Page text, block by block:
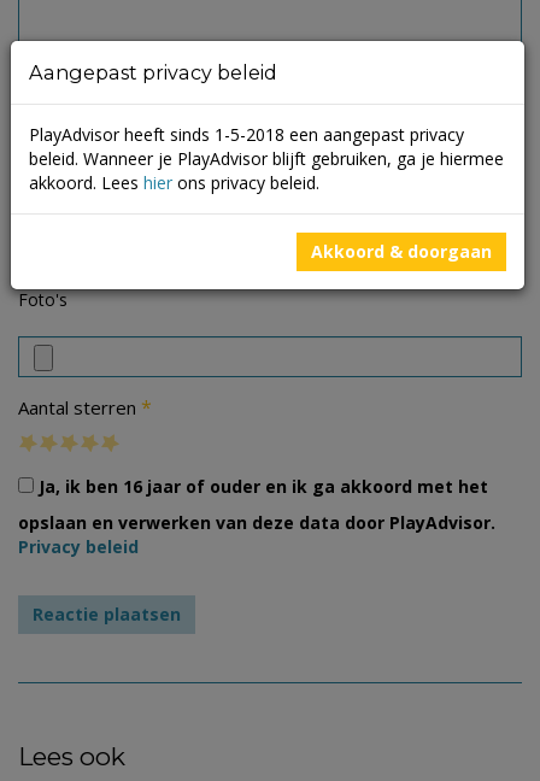
Foto's
Aantal sterren *
Ja, ik ben 16 jaar of ouder en ik ga akkoord met het
opslaan en verwerken van deze data door PlayAdvisor.
Privacy beleid
Lees ook
Aangepast privacy beleid
PlayAdvisor heeft sinds 1-5-2018 een aangepast privacy
beleid. Wanneer je PlayAdvisor blijft gebruiken, ga je hiermee
akkoord. Lees hier ons privacy beleid.
Akkoord & doorgaan